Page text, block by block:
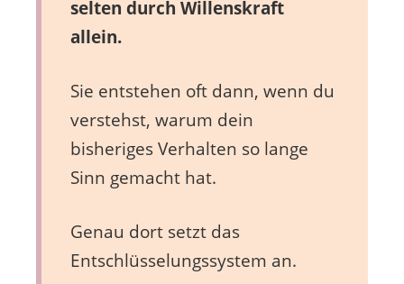
selten durch Willenskraft
allein.
Sie entstehen oft dann, wenn du
verstehst, warum dein
bisheriges Verhalten so lange
Sinn gemacht hat.
Genau dort setzt das
Entschlüsselungssystem an.